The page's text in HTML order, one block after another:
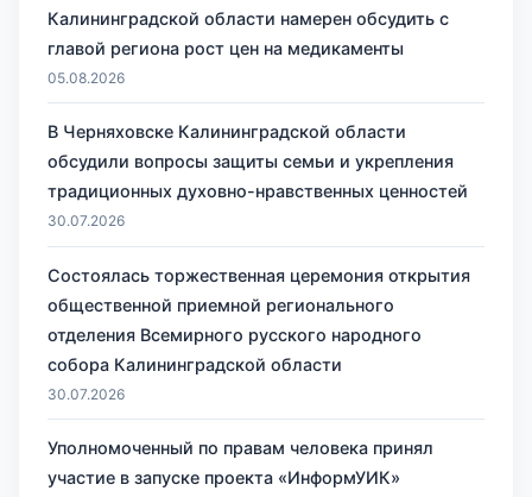
Калининградской области намерен обсудить с
главой региона рост цен на медикаменты
05.08.2026
В Черняховске Калининградской области
обсудили вопросы защиты семьи и укрепления
традиционных духовно-нравственных ценностей
30.07.2026
Состоялась торжественная церемония открытия
общественной приемной регионального
отделения Всемирного русского народного
собора Калининградской области
30.07.2026
Уполномоченный по правам человека принял
участие в запуске проекта «ИнформУИК»